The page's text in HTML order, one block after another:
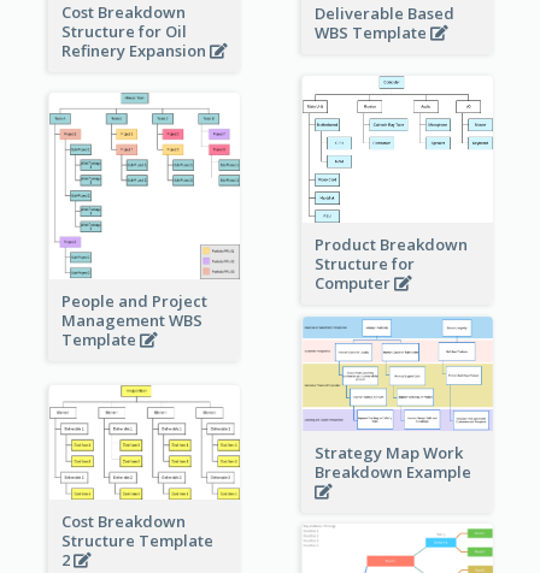
Cost Breakdown
Structure for Oil
Refinery Expansion
Deliverable Based
WBS Template
Product Breakdown
Structure for
Computer
People and Project
Management WBS
Template
Strategy Map Work
Breakdown Example
Cost Breakdown
Structure Template
2